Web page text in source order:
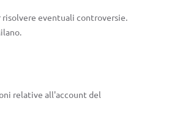
risolvere eventuali controversie.
relative all'account del